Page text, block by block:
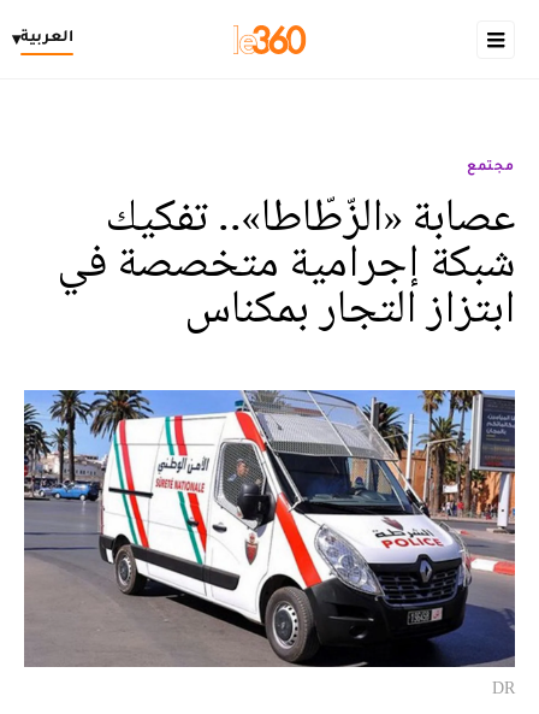
العربية▾
مجتمع
عصابة «الزّطّاطا».. تفكيك
شبكة إجرامية متخصصة في
ابتزاز التجار بمكناس
DR